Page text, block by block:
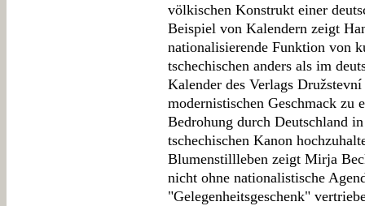
völkischen Konstrukt einer
Beispiel von Kalendern zeigt
nationalisierende Funktion von
tschechischen anders als im
Kalender des Verlags
modernistischen Geschmack zu
Bedrohung durch Deutschland
tschechischen Kanon
Blumenstillleben zeigt Mirja
nicht ohne nationalistische
"Gelegenheitsgeschenk"